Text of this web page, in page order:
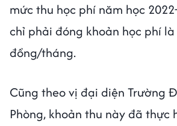
mức thu học phí năm học
chỉ phải đóng khoản học phí là
đồng/tháng.
Cũng theo vị đại diện Trường
Phòng, khoản thu này đã thực